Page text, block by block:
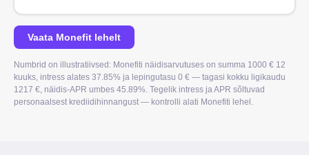
Vaata Monefit lehelt
Numbrid on illustratiivsed: Monefiti näidisarvutuses on summa 1000 € 12
kuuks, intress alates 37.85% ja lepingutasu 0 € — tagasi kokku ligikaudu
1217 €, näidis-APR umbes 45.89%. Tegelik intress ja APR sõltuvad
personaalsest krediidihinnangust — kontrolli alati Monefiti lehel.